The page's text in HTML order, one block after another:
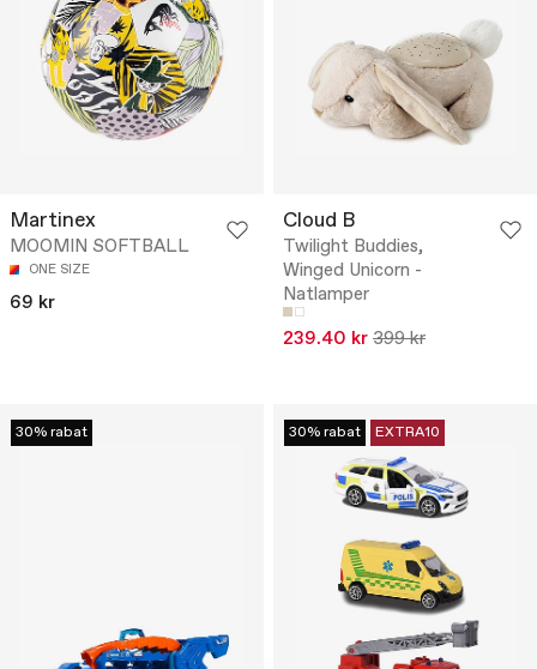
Martinex
MOOMIN SOFTBALL
ONE SIZE
69 kr
Cloud B
Twilight Buddies,
Winged Unicorn -
Natlamper
239.40 kr 399 kr
30% rabat 30% rabat EXTRA10